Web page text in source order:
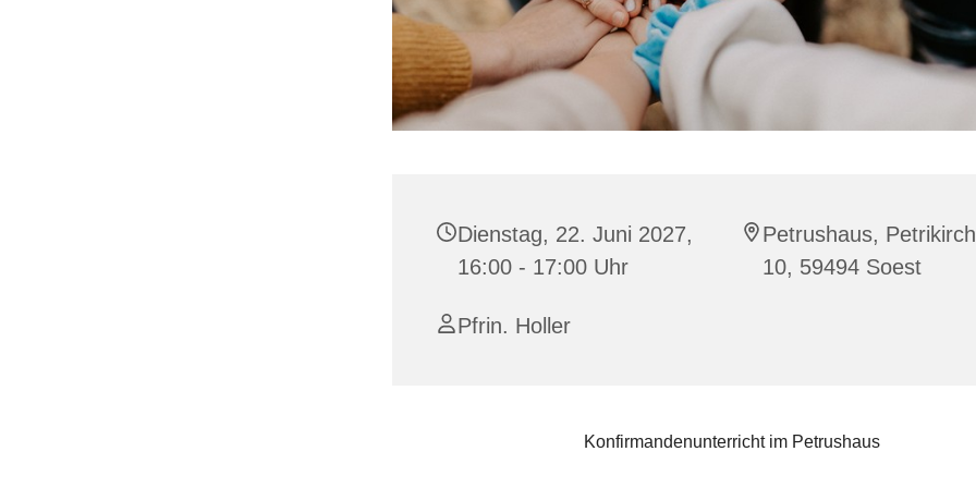
Dienstag, 22. Juni 2027,
16:00 - 17:00 Uhr
Petrushaus,
10, 59494 Soest
Pfrin. Holler
Konfirmandenunterricht im Petrushaus